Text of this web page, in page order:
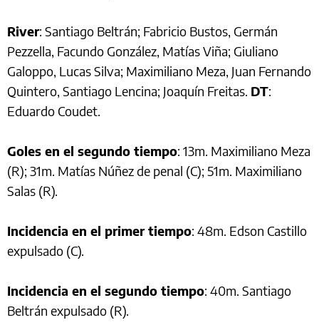
River: Santiago Beltrán; Fabricio Bustos, Germán
Pezzella, Facundo González, Matías Viña; Giuliano
Galoppo, Lucas Silva; Maximiliano Meza, Juan Fernando
Quintero, Santiago Lencina; Joaquín Freitas. DT:
Eduardo Coudet.
Goles en el segundo tiempo: 13m. Maximiliano Meza
(R); 31m. Matías Núñez de penal (C); 51m. Maximiliano
Salas (R).
Incidencia en el primer tiempo: 48m. Edson Castillo
expulsado (C).
Incidencia en el segundo tiempo: 40m. Santiago
Beltrán expulsado (R).